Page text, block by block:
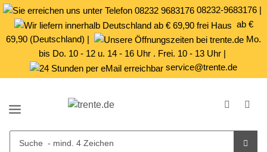
08232-9683176 |
ab €
69,90 (Deutschland) |
Mo.
bis Do. 10 - 12 u. 14 - 16 Uhr . Frei. 10 - 13 Uhr |
service@trente.de